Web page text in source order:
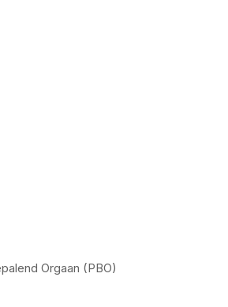
Orgaan (PBO)